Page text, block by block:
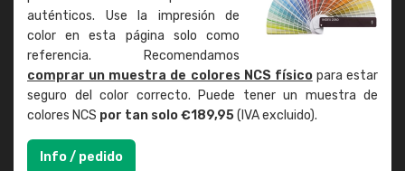
auténticos. Use la impresión de
color en esta página solo como
referencia. Recomendamos
comprar un muestra de colores NCS físicopara estar
seguro del color correcto. Puede tener un muestra de
colores NCS por tan solo €189,95(IVA excluido).
Info / pedido